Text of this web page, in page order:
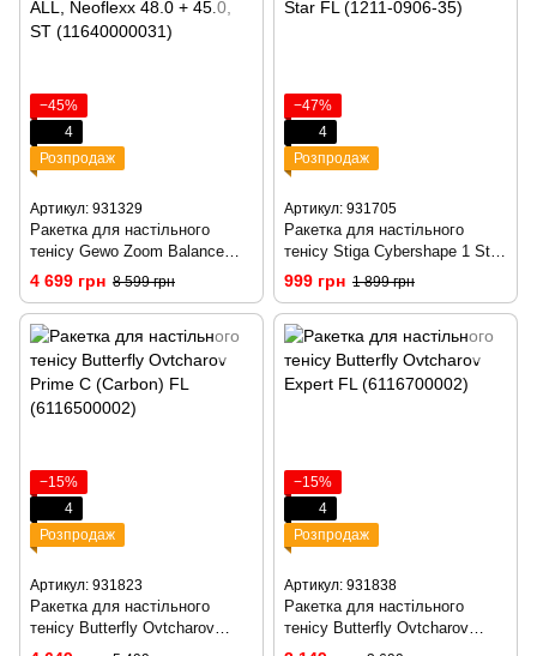
−45%
4
Розпродаж
Артикул: 931329
Ракетка для настільного
тенісу Gewo Zoom Balance
ALL, Neoflexx 48.0 + 45.0, ST
(11640000031)
4 699 грн 8 599 грн
−47%
4
Розпродаж
Артикул: 931705
Ракетка для настільного
тенісу Stiga Cybershape 1 Star
FL (1211-0906-35)
999 грн 1 899 грн
−15%
4
Розпродаж
Артикул: 931823
Ракетка для настільного
тенісу Butterfly Ovtcharov
Prime C (Carbon) FL
−15%
4
Розпродаж
Артикул: 931838
Ракетка для настільного
тенісу Butterfly Ovtcharov
Expert FL (6116700002)